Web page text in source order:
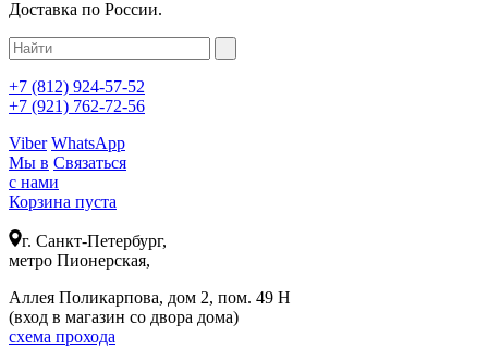
Доставка по России.
+7 (812) 924-57-52
+7 (921) 762-72-56
Viber WhatsApp
Мы в Связаться
с нами
Корзина пуста
г. Санкт-Петербург,
метро Пионерская,
Аллея Поликарпова, дом 2, пом. 49 Н
(вход в магазин со двора дома)
схема прохода